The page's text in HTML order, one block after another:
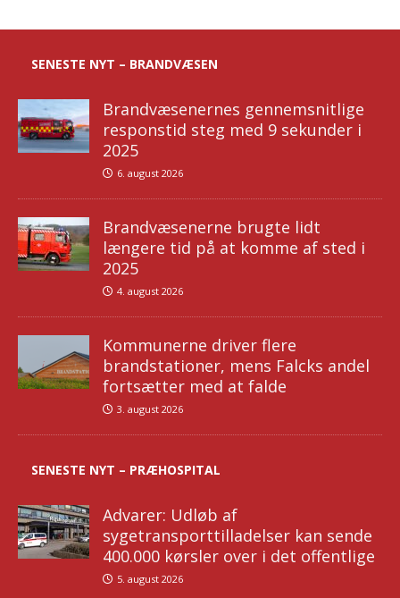
SENESTE NYT – BRANDVÆSEN
Brandvæsenernes gennemsnitlige
responstid steg med 9 sekunder i
2025
6. august 2026
Brandvæsenerne brugte lidt
længere tid på at komme af sted i
2025
4. august 2026
Kommunerne driver flere
brandstationer, mens Falcks andel
fortsætter med at falde
3. august 2026
SENESTE NYT – PRÆHOSPITAL
Advarer: Udløb af
sygetransporttilladelser kan sende
400.000 kørsler over i det offentlige
5. august 2026